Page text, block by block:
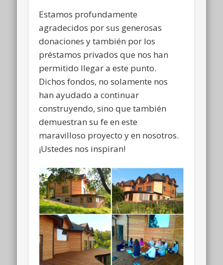
Estamos profundamente
agradecidos por sus generosas
donaciones y también por los
préstamos privados que nos han
permitido llegar a este punto.
Dichos fondos, no solamente nos
han ayudado a continuar
construyendo, sino que también
demuestran su fe en este
maravilloso proyecto y en nosotros.
¡Ustedes nos inspiran!